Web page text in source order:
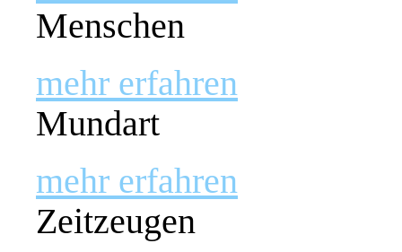
Menschen
mehr erfahren
Mundart
mehr erfahren
Zeitzeugen